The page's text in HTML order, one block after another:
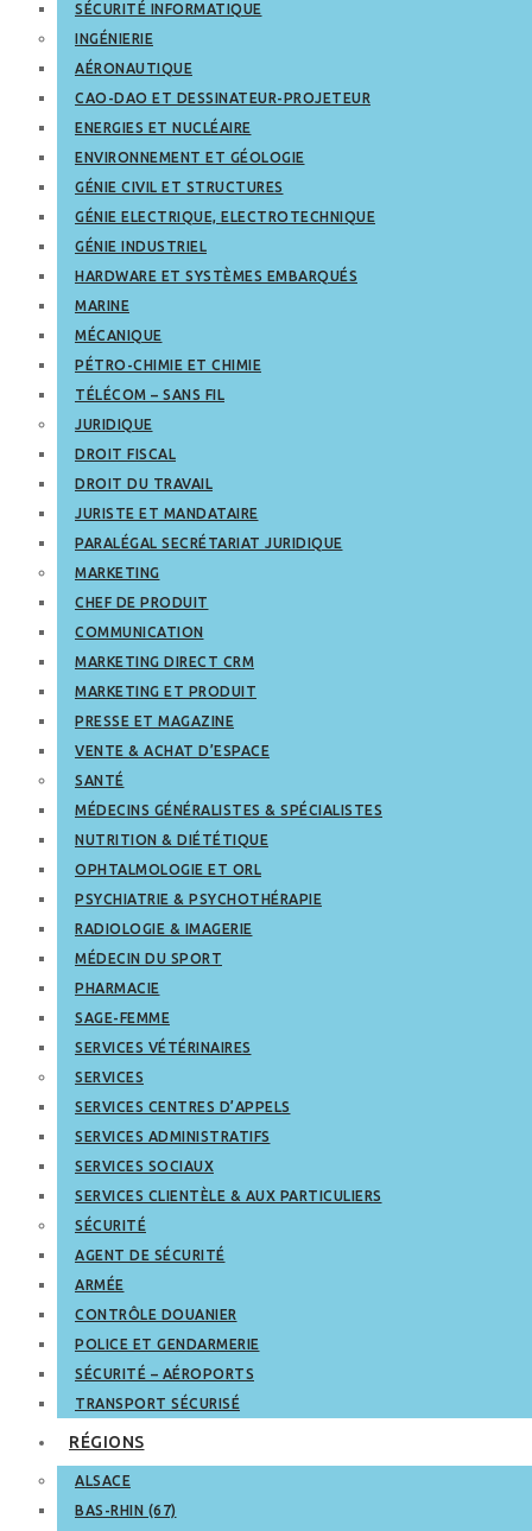
SÉCURITÉ INFORMATIQUE
INGÉNIERIE
AÉRONAUTIQUE
CAO-DAO ET DESSINATEUR-PROJETEUR
ENERGIES ET NUCLÉAIRE
ENVIRONNEMENT ET GÉOLOGIE
GÉNIE CIVIL ET STRUCTURES
GÉNIE ELECTRIQUE, ELECTROTECHNIQUE
GÉNIE INDUSTRIEL
HARDWARE ET SYSTÈMES EMBARQUÉS
MARINE
MÉCANIQUE
PÉTRO-CHIMIE ET CHIMIE
TÉLÉCOM – SANS FIL
JURIDIQUE
DROIT FISCAL
DROIT DU TRAVAIL
JURISTE ET MANDATAIRE
PARALÉGAL SECRÉTARIAT JURIDIQUE
MARKETING
CHEF DE PRODUIT
COMMUNICATION
MARKETING DIRECT CRM
MARKETING ET PRODUIT
PRESSE ET MAGAZINE
VENTE & ACHAT D’ESPACE
SANTÉ
MÉDECINS GÉNÉRALISTES & SPÉCIALISTES
NUTRITION & DIÉTÉTIQUE
OPHTALMOLOGIE ET ORL
PSYCHIATRIE & PSYCHOTHÉRAPIE
RADIOLOGIE & IMAGERIE
MÉDECIN DU SPORT
PHARMACIE
SAGE-FEMME
SERVICES VÉTÉRINAIRES
SERVICES
SERVICES CENTRES D’APPELS
SERVICES ADMINISTRATIFS
SERVICES SOCIAUX
SERVICES CLIENTÈLE & AUX PARTICULIERS
SÉCURITÉ
AGENT DE SÉCURITÉ
ARMÉE
CONTRÔLE DOUANIER
POLICE ET GENDARMERIE
SÉCURITÉ – AÉROPORTS
TRANSPORT SÉCURISÉ
RÉGIONS
ALSACE
BAS-RHIN (67)